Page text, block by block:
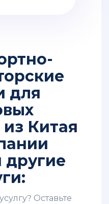
для
Китая
другие
Оставьте